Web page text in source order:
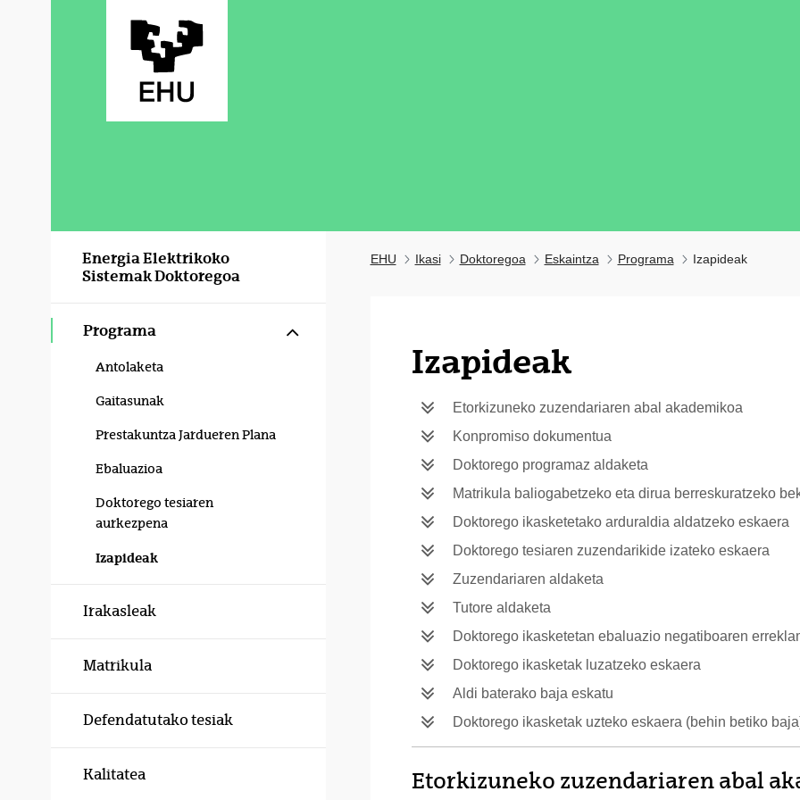
Energia Elektrikoko
Sistemak Doktoregoa
Programa Erakutsi/izkutatu azpiorriak
Antolaketa
Gaitasunak
Prestakuntza Jardueren Plana
Ebaluazioa
Doktorego tesiaren
aurkezpena
Izapideak
Irakasleak
Matrikula
Defendatutako tesiak
Kalitatea
EHU Ikasi Doktoregoa Eskaintza Programa Izapideak
Izapideak
Etorkizuneko zuzendariaren abal akademikoa
Konpromiso dokumentua
Doktorego programaz aldaketa
Matrikula baliogabetzeko eta dirua berreskuratzeko
Doktorego ikasketetako arduraldia aldatzeko eskaera
Doktorego tesiaren zuzendarikide izateko eskaera
Zuzendariaren aldaketa
Tutore aldaketa
Doktorego ikasketetan ebaluazio negatiboaren
Doktorego ikasketak luzatzeko eskaera
Aldi baterako baja eskatu
Doktorego ikasketak uzteko eskaera (behin betiko
Etorkizuneko zuzendariaren abal